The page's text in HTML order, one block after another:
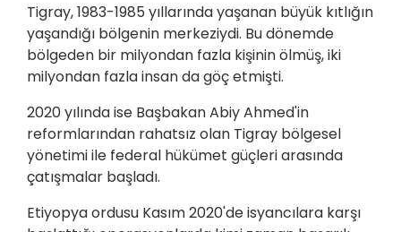
Tigray, 1983-1985 yıllarında yaşanan büyük kıtlığın
yaşandığı bölgenin merkeziydi. Bu dönemde
bölgeden bir milyondan fazla kişinin ölmüş, iki
milyondan fazla insan da göç etmişti.
2020 yılında ise Başbakan Abiy Ahmed'in
reformlarından rahatsız olan Tigray bölgesel
yönetimi ile federal hükümet güçleri arasında
çatışmalar başladı.
Etiyopya ordusu Kasım 2020'de isyancılara karşı